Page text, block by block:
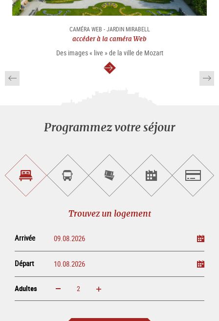
CAMÉRA WEB - JARDIN MIRABELL
accéder à la caméra Web
Des images « live » de la ville de Mozart
Continuer
Programmez votre séjour
Trouvez
un
logement
Réservez
un
tour
Achetez
les
billets
ligne
Trouvez
des
manifestations
Trouvez un logement
Arrivée
Départ
Adultes Augmenter Réduire